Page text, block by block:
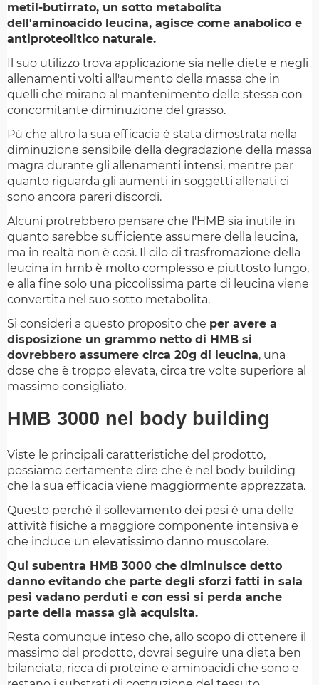
metil-butirrato, un sotto metabolita
dell'aminoacido leucina, agisce come anabolico e
antiproteolitico naturale.
Il suo utilizzo trova applicazione sia nelle diete e negli
allenamenti volti all'aumento della massa che in
quelli che mirano al mantenimento delle stessa con
concomitante diminuzione del grasso.
Pù che altro la sua efficacia è stata dimostrata nella
diminuzione sensibile della degradazione della massa
magra durante gli allenamenti intensi, mentre per
quanto riguarda gli aumenti in soggetti allenati ci
sono ancora pareri discordi.
Alcuni protrebbero pensare che l'HMB sia inutile in
quanto sarebbe sufficiente assumere della leucina,
ma in realtà non è così. Il cilo di trasfromazione della
leucina in hmb è molto complesso e piuttosto lungo,
e alla fine solo una piccolissima parte di leucina viene
convertita nel suo sotto metabolita.
Si consideri a questo proposito che per avere a
disposizione un grammo netto di HMB si
dovrebbero assumere circa 20g di leucina, una
dose che è troppo elevata, circa tre volte superiore al
massimo consigliato.
HMB 3000 nel body building
Viste le principali caratteristiche del prodotto,
possiamo certamente dire che è nel body building
che la sua efficacia viene maggiormente apprezzata.
Questo perchè il sollevamento dei pesi è una delle
attività fisiche a maggiore componente intensiva e
che induce un elevatissimo danno muscolare.
Qui subentra HMB 3000 che diminuisce detto
danno evitando che parte degli sforzi fatti in sala
pesi vadano perduti e con essi si perda anche
parte della massa già acquisita.
Resta comunque inteso che, allo scopo di ottenere il
massimo dal prodotto, dovrai seguire una dieta ben
bilanciata, ricca di proteine e aminoacidi che sono e